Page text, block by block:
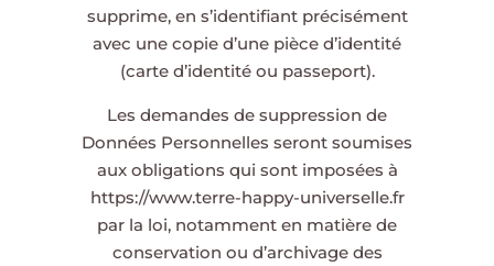
supprime, en s’identifiant précisément
avec une copie d’une pièce d’identité
(carte d’identité ou passeport).
Les demandes de suppression de
Données Personnelles seront soumises
aux obligations qui sont imposées à
https://www.terre-happy-universelle.fr
par la loi, notamment en matière de
conservation ou d’archivage des